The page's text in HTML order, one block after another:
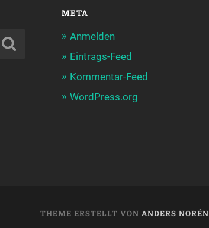
META
Anmelden
Eintrags-Feed
Kommentar-Feed
WordPress.org
THEME ERSTELLT VON ANDERS NORÉN